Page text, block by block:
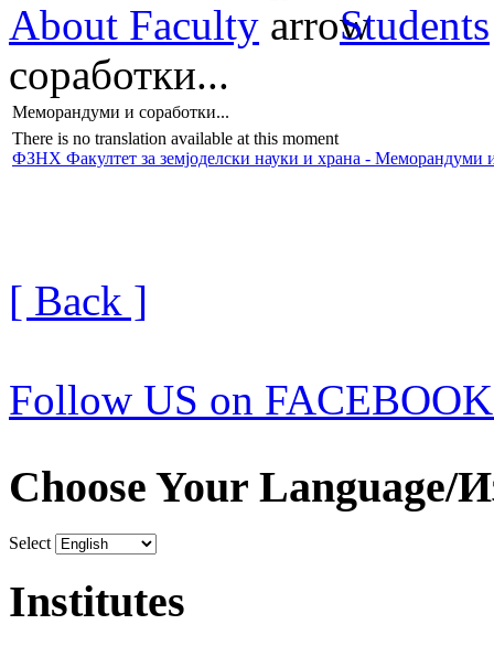
About Faculty
Students
соработки...
Меморандуми и соработки...
There is no translation available at this moment
ФЗНХ Факултет за земјоделски науки и храна - Меморандуми
[ Back ]
Follow US on
Choose Your Language/
Select
Institutes